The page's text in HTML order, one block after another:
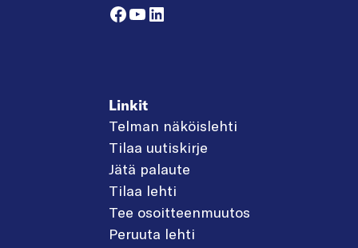
Facebook
YouTube
LinkedIn
Linkit
Telman näköislehti
Tilaa uutiskirje
Jätä palaute
Tilaa lehti
Tee osoitteenmuutos
Peruuta lehti